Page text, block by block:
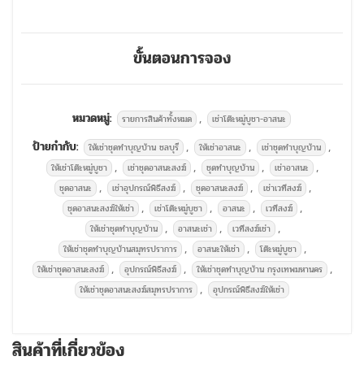
ขั้นตอนการจอง
หมวดหมู่: รายการสินค้าทั้งหมด , เช่าโต๊ะหมู่บูชา-อาสนะ
ป้ายกำกับ: ให้เช่าชุดทำบุญบ้าน ชลบุรี , ให้เช่าอาสนะ , เช่าชุดทำบุญบ้าน ,
ให้เช่าโต๊ะหมู่บูชา , เช่าชุดอาสนะสงฆ์ , ชุดทำบุญบ้าน , เช่าอาสนะ ,
ชุดอาสนะ , เช่าอุปกรณ์พิธีสงฆ์ , ชุดอาสนะสงฆ์ , เช่าเวทีสงฆ์ ,
ชุดอาสนะสงฆ์ให้เช่า , เช่าโต๊ะหมู่บูชา , อาสนะ , เวทีสงฆ์ ,
ให้เช่าชุดทำบุญบ้าน , อาสนะเช่า , เวทีสงฆ์เช่า ,
ให้เช่าชุดทำบุญบ้านสมุทรปราการ , อาสนะให้เช่า , โต๊ะหมู่บูชา ,
ให้เช่าชุดอาสนะสงฆ์ , อุปกรณ์พิธีสงฆ์ , ให้เช่าชุดทำบุญบ้าน กรุงเทพมหานคร ,
ให้เช่าชุดอาสนะสงฆ์สมุทรปราการ , อุปกรณ์พิธีสงฆ์ให้เช่า
สินค้าที่เกี่ยวข้อง